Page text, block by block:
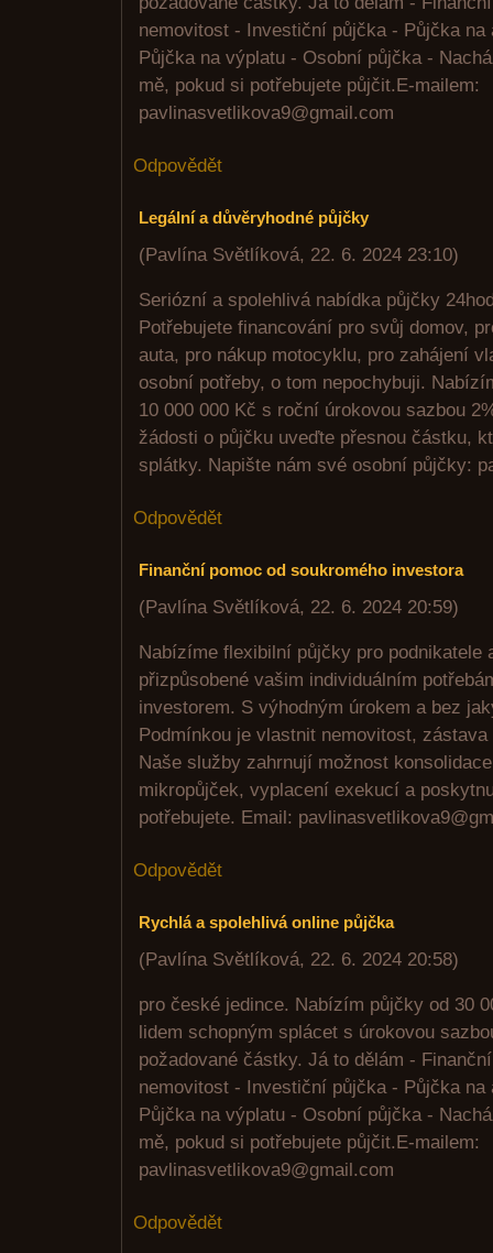
nemovitost - Investiční půjčka - Půjčka na
Půjčka na výplatu - Osobní půjčka -
mě, pokud si potřebujete půjčit.E-mailem:
pavlinasvetlikova9@gmail.com
Odpovědět
Legální a důvěryhodné půjčky
(Pavlína Světlíková, 22. 6. 2024 23:10)
Seriózní a spolehlivá nabídka půjčky
Potřebujete financování pro svůj domov,
auta, pro nákup motocyklu, pro zahájení
osobní potřeby, o tom nepochybuji.
10 000 000 Kč s roční úrokovou sazbou
žádosti o půjčku uveďte přesnou částku,
splátky. Napište nám své osobní půjčky:
Odpovědět
Finanční pomoc od soukromého investora
(Pavlína Světlíková, 22. 6. 2024 20:59)
Nabízíme flexibilní půjčky pro podnikatele
přizpůsobené vašim individuálním
investorem. S výhodným úrokem a bez
Podmínkou je vlastnit nemovitost, zástava
Naše služby zahrnují možnost
mikropůjček, vyplacení exekucí a
potřebujete. Email:
Odpovědět
Rychlá a spolehlivá online půjčka
(Pavlína Světlíková, 22. 6. 2024 20:58)
pro české jedince. Nabízím půjčky od 30
lidem schopným splácet s úrokovou
požadované částky. Já to dělám -
nemovitost - Investiční půjčka - Půjčka na
Půjčka na výplatu - Osobní půjčka -
mě, pokud si potřebujete půjčit.E-mailem:
pavlinasvetlikova9@gmail.com
Odpovědět